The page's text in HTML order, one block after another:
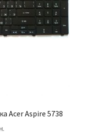
Acer Aspire 5738